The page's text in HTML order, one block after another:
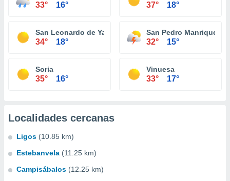
33° 16° 37° 18°
San Leonardo de Yagüe
34° 18°
San Pedro Manrique
32° 15°
Soria
35° 16°
Vinuesa
33° 17°
Localidades cercanas
Ligos (10.85 km)
Estebanvela (11.25 km)
Campisábalos (12.25 km)